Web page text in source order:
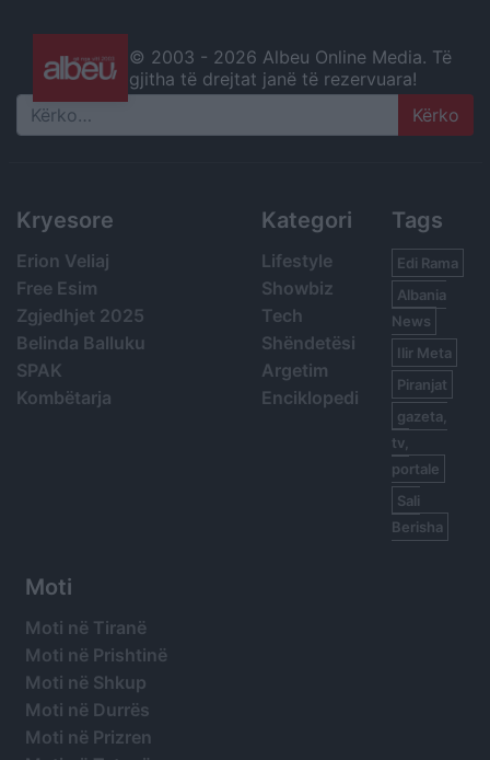
© 2003 - 2026 Albeu Online Media. Të
gjitha të drejtat janë të rezervuara!
Search
Kryesore
Erion Veliaj
Free Esim
Zgjedhjet 2025
Belinda Balluku
SPAK
Kombëtarja
Kategori
Lifestyle
Showbiz
Tech
Shëndetësi
Argetim
Enciklopedi
Tags
Edi Rama
Albania
News
Ilir Meta
Piranjat
gazeta,
tv,
portale
Sali
Berisha
Moti
Moti në Tiranë
Moti në Prishtinë
Moti në Shkup
Moti në Durrës
Moti në Prizren